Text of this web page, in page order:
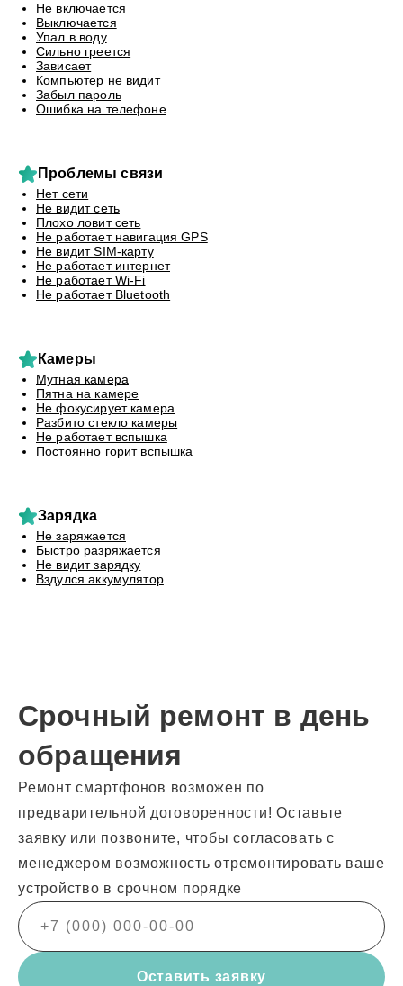
Не включается
Выключается
Упал в воду
Сильно греется
Зависает
Компьютер не видит
Забыл пароль
Ошибка на телефоне
Проблемы связи
Нет сети
Не видит сеть
Плохо ловит сеть
Не работает навигация GPS
Не видит SIM-карту
Не работает интернет
Не работает Wi-Fi
Не работает Bluetooth
Камеры
Мутная камера
Пятна на камере
Не фокусирует камера
Разбито стекло камеры
Не работает вспышка
Постоянно горит вспышка
Зарядка
Не заряжается
Быстро разряжается
Не видит зарядку
Вздулся аккумулятор
Срочный ремонт в день
обращения
Ремонт смартфонов возможен по
предварительной договоренности! Оставьте
заявку или позвоните, чтобы согласовать с
менеджером возможность отремонтировать ваше
устройство в срочном порядке
Оставить заявку